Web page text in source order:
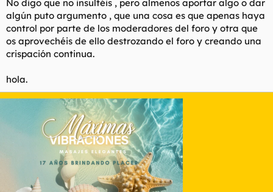
No digo que no insultéis , pero almenos aportar algo o dar
algún puto argumento , que una cosa es que apenas haya
control por parte de los moderadores del foro y otra que
os aprovechéis de ello destrozando el foro y creando una
crispación continua.
hola.